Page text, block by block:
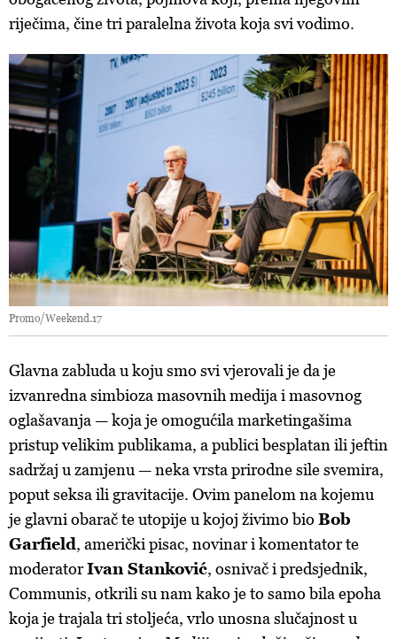
riječima, čine tri paralelna života koja svi vodimo.
Promo/Weekend.17
Glavna zabluda u koju smo svi vjerovali je da je
izvanredna simbioza masovnih medija i masovnog
oglašavanja — koja je omogućila marketingašima
pristup velikim publikama, a publici besplatan ili jeftin
sadržaj u zamjenu — neka vrsta prirodne sile svemira,
poput seksa ili gravitacije. Ovim panelom na kojemu
je glavni obarač te utopije u kojoj živimo bio Bob
Garfield, američki pisac, novinar i komentator te
moderatorIvan Stanković, osnivač i predsjednik,
Communis, otkrili su nam kako je to samo bila epoha
koja je trajala tri stoljeća, vrlo unosna slučajnost u